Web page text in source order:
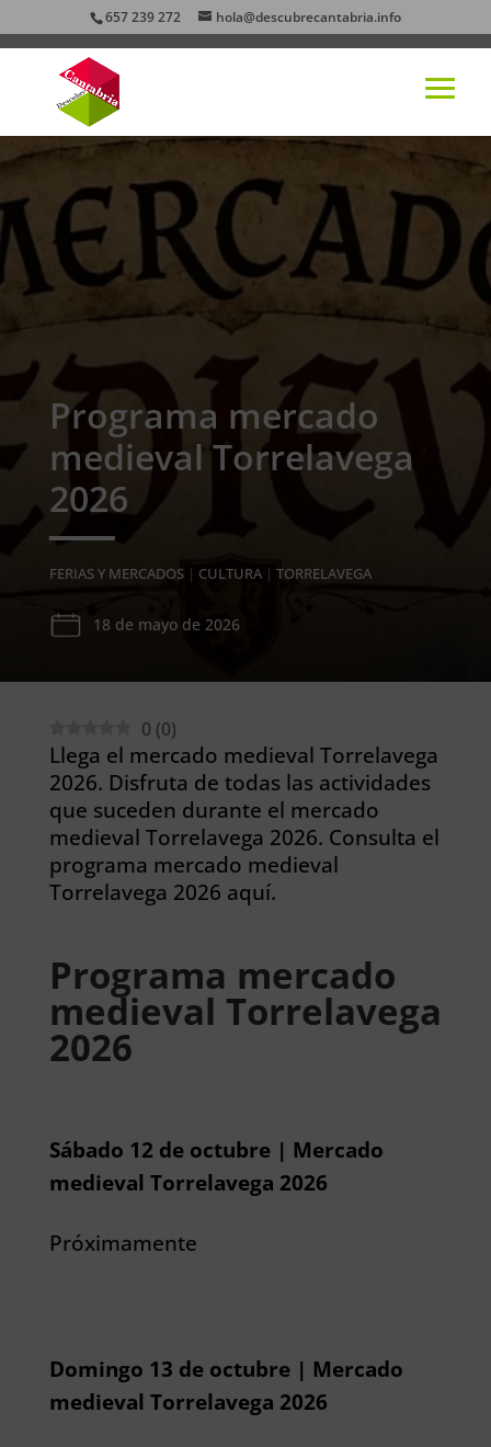
657 239 272 hola@descubrecantabria.info
Programa mercado
medieval Torrelavega
2026
FERIAS Y MERCADOS| CULTURA| TORRELAVEGA
18 de mayo de 2026
0 (0)
Llega el mercado medieval Torrelavega
2026. Disfruta de todas las actividades
que suceden durante el mercado
medieval Torrelavega 2026. Consulta el
programa mercado medieval
Torrelavega 2026 aquí.
Programa mercado
medieval Torrelavega
2026
Sábado 12 de octubre | Mercado
medieval Torrelavega 2026
Próximamente
Domingo 13 de octubre | Mercado
medieval Torrelavega 2026